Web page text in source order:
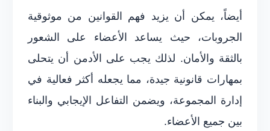
أيضاً، يمكن أن يزيد فهم القوانين من موثوقية
الجروبات، حيث يساعد الأعضاء على الشعور
بالثقة والأمان. لذلك يجب على الأدمن أن يتحلى
بمهارات قانونية جيدة، مما يجعله أكثر فعالية في
إدارة المجموعة، ويضمن التفاعل الإيجابي والبناء
بين جميع الأعضاء.